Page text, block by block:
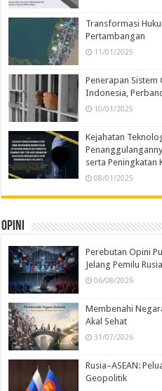
Transformasi
Pertambangan
11/01/2025
Penerapan Sistem
Indonesia,
10/01/2025
Kejahatan
serta Peningkatan
08/01/2025
Opini
Perebutan Opini
Jelang Pemilu Rusia
06/08/2026
Membenahi
Akal Sehat
31/07/2026
Rusia–ASEAN:
Geopolitik